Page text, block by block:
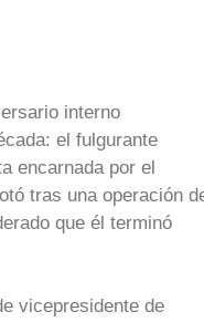
interno
el fulgurante
encarnada por el
tras una operación
que él terminó
vicepresidente de